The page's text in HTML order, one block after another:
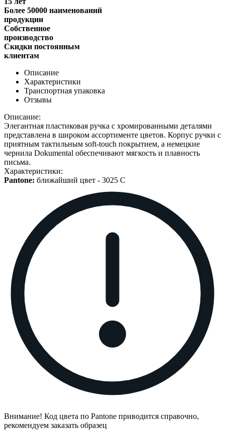
Более 50000 наименований
продукции
Собственное
производство
Скидки постоянным
клиентам
Описание
Характеристики
Транспортная упаковка
Отзывы
Описание:
Элегантная пластиковая ручка с хромированными деталями
представлена в широком ассортименте цветов. Корпус ручки с
приятным тактильным soft-touch покрытием, а немецкие
чернила Dokumental обеспечивают мягкость и плавность
письма.
Характеристики:
Pantone: ближайший цвет - 3025 C
Внимание! Код цвета по Pantone приводится справочно,
рекомендуем заказать образец